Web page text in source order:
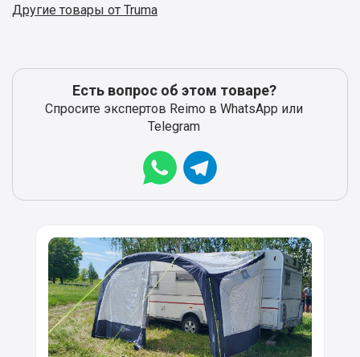
Другие товары от Truma
Есть вопрос об этом товаре?
Спросите экспертов Reimo в WhatsApp или
Telegram